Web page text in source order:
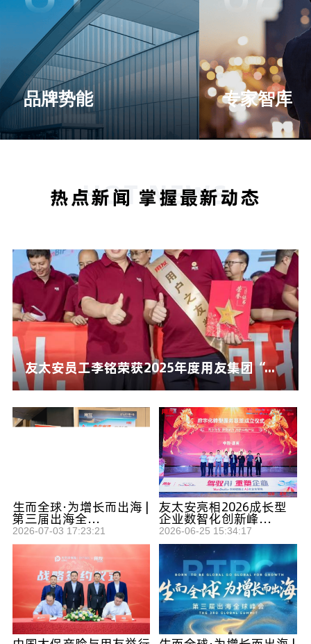
品牌势能 专家智库
HOT NEWS
热点新闻 掌握最新动态
友太安员工李铭荣获2025年度用友集团“...
生而全球·为增长而出海 |
第三届出海全...
2026-07-03 17:23:21
友太安亮相2026成长型
企业数智化创新峰...
2026-06-25 15:34:17